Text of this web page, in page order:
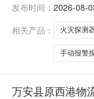
司。该项
养服务项
发布时间： 2026-08-
相关产品：
火灾探测
手动报警
万安县原西港物